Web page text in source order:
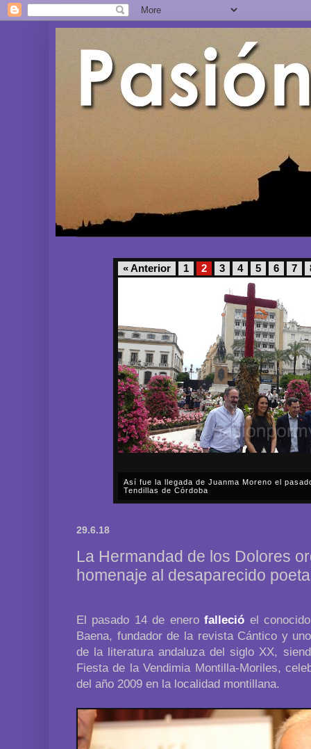
« Anterior 1 2 3 4 5 6 7
Así fue la llegada de Juanma Moreno el
Tendillas de Córdoba
29.6.18
La Hermandad de los Dolores
homenaje al desaparecido
El pasado 14 de enerofalleció el
Baena, fundador de la revista Cántico y
de la literatura andaluza del siglo XX,
Fiesta de la Vendimia Montilla-Moriles,
del año 2009 en la localidad montillana.